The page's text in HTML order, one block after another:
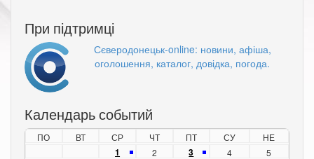
При підтримці
Сєверодонецьк-online: новини, афіша,
оголошення, каталог, довідка, погода.
Календарь событий
ПО ВТ СР ЧТ ПТ СУ НЕ
1 2 3 4
5